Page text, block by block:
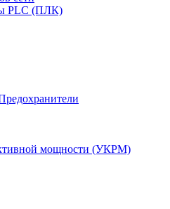
PLC (ПЛК)
мощности (УКРМ)